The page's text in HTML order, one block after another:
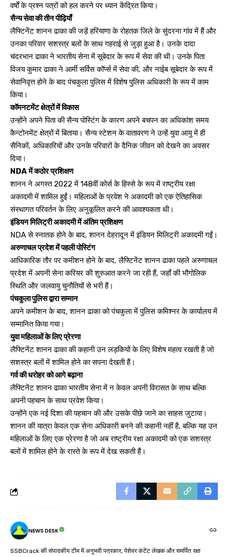
वर्षों के प्रश्न पत्रों को हल करने पर ध्यान केंद्रित किया।
सैन्य सेवा की तीन पीढ़ियाँ
लैफ्टिनेंट शानन ढाका की जड़ें हरियाणा के रोहतक जिले के सुंदरना गांव में हैं और
उनका परिवार सशस्त्र बलों के साथ गहराई से जुड़ा हुआ है। उनके दादा
चंदरभान ढाका ने भारतीय सेना में सूबेदार के रूप में सेवा की थी। उनके पिता
विजय कुमार ढाका ने आर्मी सर्विस कॉर्प्स में सेवा की, और नाईब सूबेदार के रूप में
सेवानिवृत्त होने के बाद पंचकुला पुलिस में विशेष पुलिस अधिकारी के रूप में काम
किया।
कॉमनटमेंट क्षेत्रों में विकास
उन्होंने अपने पिता की सैन्य पोस्टिंग के कारण अपने बचपन का अधिकांश समय
कैन्टोनमेंट क्षेत्रों में बिताया। सैन्य स्टेशन के वातावरण ने उन्हें युवा आयु में ही
सैनिकों, अधिकारियों और उनके परिवारों के दैनिक जीवन को देखने का अवसर
दिया।
NDA में कठोर प्रशिक्षण
शानन ने अगस्त 2022 में 148वीं कोर्स के हिस्से के रूप में राष्ट्रीय रक्षा
अकादमी में शामिल हुईं। महिलाओं के प्रवेश ने अकादमी को एक ऐतिहासिक
संस्थागत परिवर्तन के लिए अनुकूलित करने की आवश्यकता थी।
इंडियन मिलिट्री अकादमी में अंतिम प्रशिक्षण
NDA से स्नातक होने के बाद, शानन देहरादून में इंडियन मिलिट्री अकादमी गईं।
अरुणाचल प्रदेश में पहली पोस्टिंग
आधिकारिक तौर पर कमीशन होने के बाद, लैफ्टिनेंट शानन ढाका पहले अरुणाचल
प्रदेश में अपनी सेना करियर की शुरुआत करने जा रही हैं, जहाँ की भौगोलिक
स्थिति और जलवायु चुनौतियों से भरी हैं।
पंचकुला पुलिस द्वारा सम्मान
अपने कमीशन के बाद, शानन ढाका को पंचकुला में पुलिस कमिश्नर के कार्यालय में
सम्मानित किया गया।
युवा महिलाओं के लिए प्रेरणा
लैफ्टिनेंट शानन ढाका की कहानी उन लड़कियों के लिए विशेष महत्व रखती है जो
सशस्त्र बलों में शामिल होने का सपना देखती हैं।
गर्व की धरोहर को आगे बढ़ाना
लैफ्टिनेंट शानन ढाका भारतीय सेना में न केवल अपनी विरासत के साथ बल्कि
अपनी पहचान के साथ प्रवेश किया।
उन्होंने एक नई दिशा की पहचान की और उसके पीछे जाने का साहस जुटाया।
शानन की यात्रा केवल एक सेना अधिकारी बनने की कहानी नहीं है, बल्कि यह उन
महिलाओं के लिए एक प्रेरणा है जो अब राष्ट्रीय रक्षा अकादमी को एक सशस्त्र
बलों में शामिल होने के रास्ते के रूप में देख सकती हैं।
NEWS DESK
SSBCrack की संपादकीय टीम में अनुभवी पत्रकार, पेशेवर कंटेंट लेखक और समर्पित रक्षा